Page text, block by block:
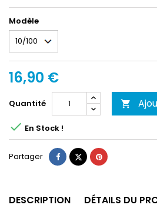
Modèle
16,90 €
Quantité 
 En Stock !
Partager PartagerTweetPinterest
DESCRIPTION DÉTAILS DU